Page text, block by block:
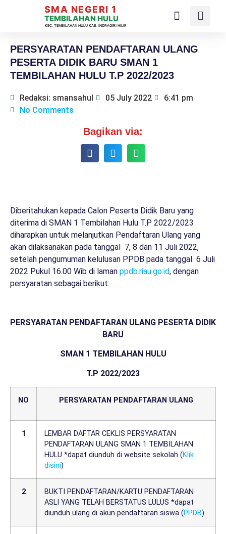
SMA NEGERI 1
TEMBILAHAN HULU
KEC. TEMBILAHAN HULU KAB. INDRAGIRI HILIR
PERSYARATAN PENDAFTARAN ULANG
PESERTA DIDIK BARU SMAN 1
TEMBILAHAN HULU T.P 2022/2023
Redaksi: smansahul 05 July 2022
6:41 pm
No Comments
Bagikan via:
Diberitahukan kepada Calon Peserta Didik Baru yang
diterima di SMAN 1 Tembilahan Hulu T.P 2022/2023
diharapkan untuk melanjutkan Pendaftaran Ulang yang
akan dilaksanakan pada tanggal 7, 8 dan 11 Juli 2022,
setelah pengumuman kelulusan PPDB pada tanggal 6 Juli
2022 Pukul 16.00 Wib di laman ppdb.riau.go.id, dengan
persyaratan sebagai berikut:
PERSYARATAN PENDAFTARAN ULANG PESERTA DIDIK
BARU
SMAN 1 TEMBILAHAN HULU
T.P 2022/2023
NO PERSYARATAN PENDAFTARAN ULANG
1
LEMBAR DAFTAR CEKLIS PERSYARATAN
PENDAFTARAN ULANG SMAN 1 TEMBILAHAN
HULU *dapat diunduh di website sekolah (Klik
disini)
2
BUKTI PENDAFTARAN/KARTU PENDAFTARAN
ASLI YANG TELAH BERSTATUS LULUS *dapat
diunduh ulang di akun pendaftaran siswa (PPDB)